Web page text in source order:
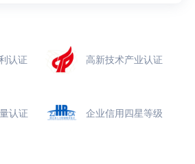
认证 高新技术产业认证
认证 企业信用四星等级